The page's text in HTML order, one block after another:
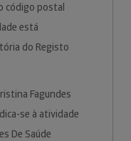
código postal
está
do Registo
Fagundes
se à atividade
De Saúde